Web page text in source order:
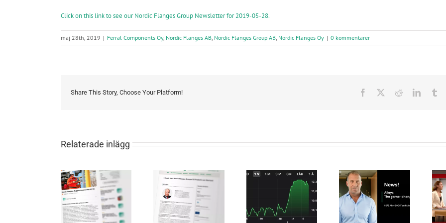
Click on this link to see our Nordic Flanges Group Newsletter for 2019-05-28.
maj 28th, 2019 | Ferral Components Oy, Nordic Flanges AB Nordic Flanges Group AB Nordic Flanges Oy | 0 kommentarer
Share This Story, Choose Your Platform! Facebook RedditLinkedIn
Relaterade inlägg
Nordic Flanges VD
om företagets
strategiska
expansion och
VD-presentation
Årsstämma
Nordic Flanges
erbjuder nu flänsar
i C276, Alloy
800HT och Alloy
Intervju med
Frederik von
Sterneck i Dagens